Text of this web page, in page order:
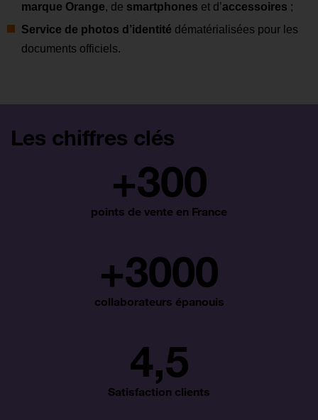
marque Orange, de smartphones et d’accessoires ;
Service de photos d’identité dématérialisées pour les
documents officiels.
Les chiffres clés
+300
points de vente en France
+3000
collaborateurs épanouis
4,5
Satisfaction clients